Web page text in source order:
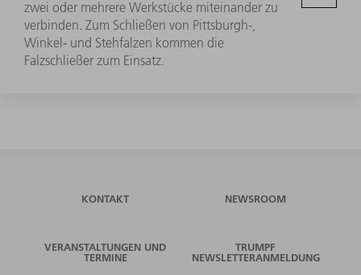
zwei oder mehrere Werkstücke miteinander zu
verbinden. Zum Schließen von Pittsburgh-,
Winkel- und Stehfalzen kommen die
Falzschließer zum Einsatz.
KONTAKT NEWSROOM
VERANSTALTUNGEN UND
TERMINE
TRUMPF
NEWSLETTERANMELDUNG